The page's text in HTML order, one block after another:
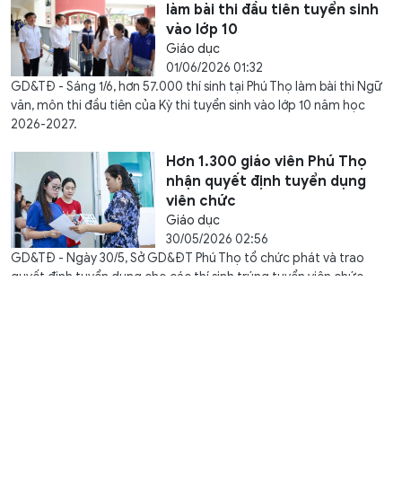
làm bài thi đầu tiên tuyển sinh
vào lớp 10
Giáo dục
01/06/2026 01:32
GD&TĐ - Sáng 1/6, hơn 57.000 thí sinh tại Phú Thọ làm bài thi Ngữ
văn, môn thi đầu tiên của Kỳ thi tuyển sinh vào lớp 10 năm học
2026-2027.
Hơn 1.300 giáo viên Phú Thọ
nhận quyết định tuyển dụng
viên chức
Giáo dục
30/05/2026 02:56
GD&TĐ - Ngày 30/5, Sở GD&ĐT Phú Thọ tổ chức phát và trao
quyết định tuyển dụng cho các thí sinh trúng tuyển viên chức